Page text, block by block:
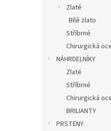
Zlaté
Bílé zlato
Stříbrné
Chirurgická
NÁHRDELNÍKY
Zlaté
Stříbrné
Chirurgická
BRILIANTY
PRSTENY